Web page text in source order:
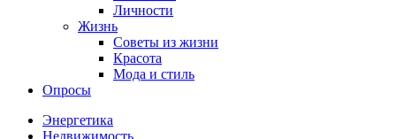
Личности
Жизнь
Советы из жизни
Красота
Мода и стиль
Опросы
Энергетика
Недвижимость